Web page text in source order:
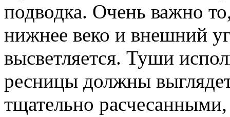
подводка. Очень важно
нижнее веко и внешний
высветляется. Туши
ресницы должны
тщательно